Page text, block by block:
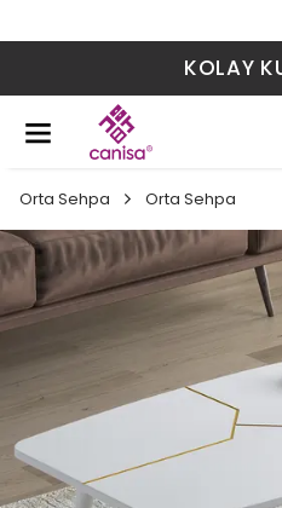
KOLAY
Orta Sehpa Orta Sehpa